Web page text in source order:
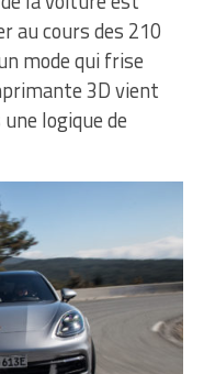
au cours des 210
mode qui frise
3D vient
logique de